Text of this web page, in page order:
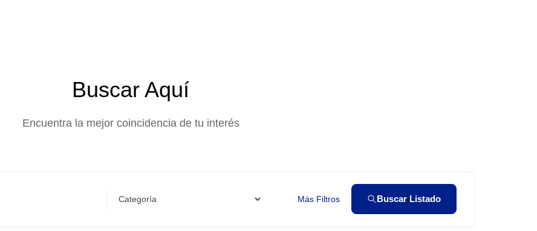
Buscar Aquí
Encuentra la mejor coincidencia de tu interés
Más Filtros Buscar Listado